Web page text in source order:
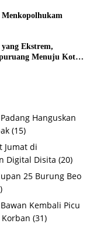
Ekstrem,
Menuju Koto
Hanguskan
(15)
Jumat di
Digital Disita (20)
25 Burung Beo
Kembali Picu
Korban (31)